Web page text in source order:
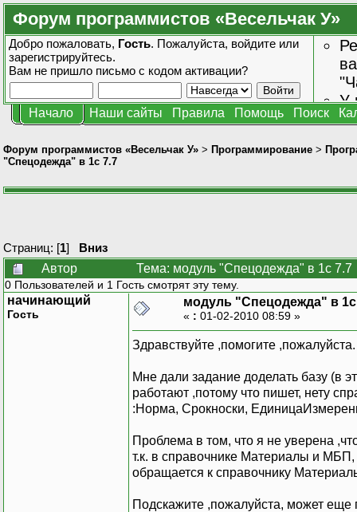
Форум программистов «Весельчак У»
Добро пожаловать, Гость. Пожалуйста, войдите или
зарегистрируйтесь.
Вам не пришло письмо с кодом активации?
У
Начало Наши сайты Правила Помощь Поиск
Форум программистов «Весельчак У» > Программирование >
"Спецодежда" в 1с 7.7
Страниц: [1] Вниз
Автор
Тема: модуль "Спецодежда" в 1с 7.7
0 Пользователей и 1 Гость смотрят эту тему.
начинающий
Гость
модуль "Спецодежда" в 1с
« : 01-02-2010 08:59 »
Здравствуйте ,помогите ,пожалуйста.
Мне дали задание доделать базу (в
работают ,потому что пишет, нету
:Норма, Срокноски,
Проблема в том, что я не уверена
т.к. в справочнике Материалы и
обращается к справочнику
Подскажите ,пожалуйста, может еще